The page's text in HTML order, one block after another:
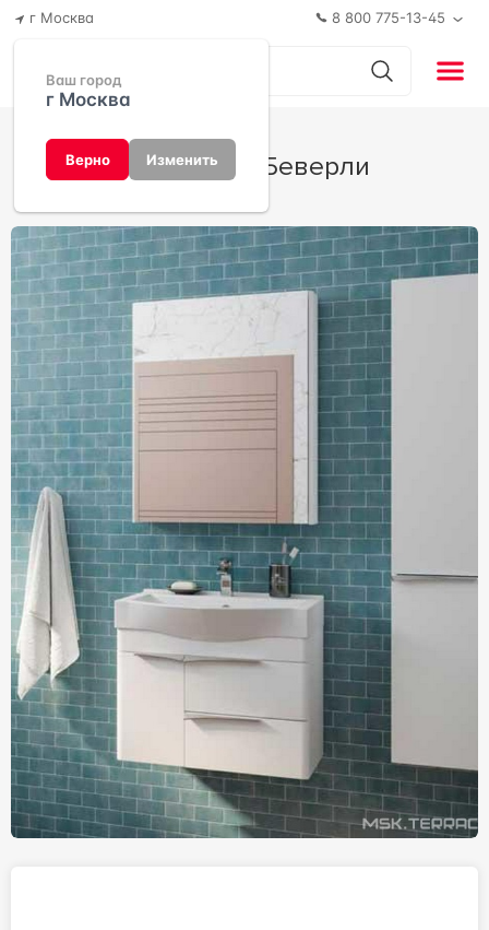
г Москва
Ваш город
г Москва
Верно Изменить
8 800 775-13-45
Коллекция Беверли